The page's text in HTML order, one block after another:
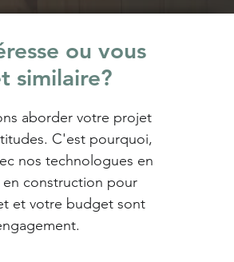
ou vous
similaire?
aborder votre projet
C'est pourquoi,
nos technologues en
construction pour
et votre budget sont